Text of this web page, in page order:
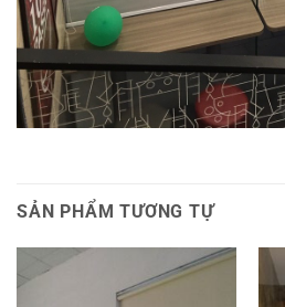
SẢN PHẨM TƯƠNG TỰ